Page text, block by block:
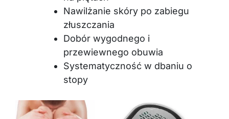
Nawilżanie skóry po zabiegu
złuszczania
Dobór wygodnego i
przewiewnego obuwia
Systematyczność w dbaniu o
stopy